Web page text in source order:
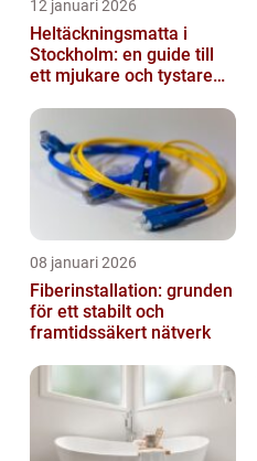
12 januari 2026
Heltäckningsmatta i
Stockholm: en guide till
ett mjukare och tystare
08 januari 2026
Fiberinstallation: grunden
för ett stabilt och
framtidssäkert nätverk